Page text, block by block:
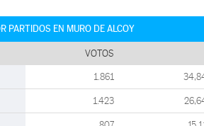
PARTIDOS EN MURO DE ALCOY
VOTOS
1.861
1.423